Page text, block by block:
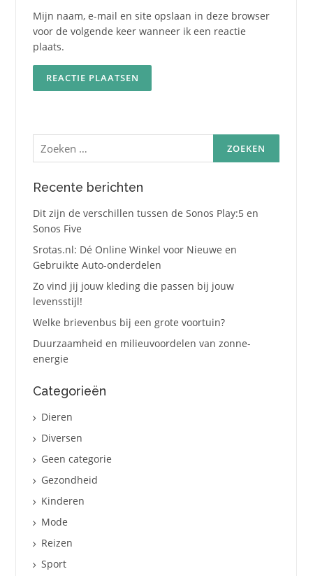
Mijn naam, e-mail en site opslaan in deze browser
voor de volgende keer wanneer ik een reactie
plaats.
Zoeken
naar:
Recente berichten
Dit zijn de verschillen tussen de Sonos Play:5 en
Sonos Five
Srotas.nl: Dé Online Winkel voor Nieuwe en
Gebruikte Auto-onderdelen
Zo vind jij jouw kleding die passen bij jouw
levensstijl!
Welke brievenbus bij een grote voortuin?
Duurzaamheid en milieuvoordelen van zonne-
energie
Categorieën
Dieren
Diversen
Geen categorie
Gezondheid
Kinderen
Mode
Reizen
Sport